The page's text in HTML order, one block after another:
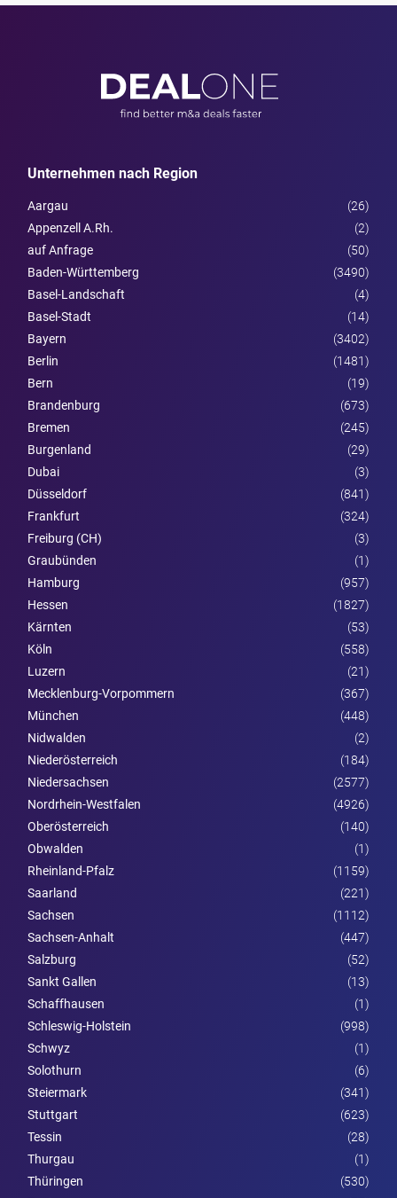
Unternehmen nach Region
Aargau
(26)
Appenzell A.Rh.
(2)
auf Anfrage
(50)
Baden-Württemberg
(3490)
Basel-Landschaft
(4)
Basel-Stadt
(14)
Bayern
(3402)
Berlin
(1481)
Bern
(19)
Brandenburg
(673)
Bremen
(245)
Burgen­land
(29)
Dubai
(3)
Düsseldorf
(841)
Frankfurt
(324)
Freiburg (CH)
(3)
Graubünden
(1)
Hamburg
(957)
Hessen
(1827)
Kärnten
(53)
Köln
(558)
Luzern
(21)
Mecklenburg-Vorpommern
(367)
München
(448)
Nidwalden
(2)
Nieder­österreich
(184)
Niedersachsen
(2577)
Nordrhein-Westfalen
(4926)
Ober­österreich
(140)
Obwalden
(1)
Rheinland-Pfalz
(1159)
Saarland
(221)
Sachsen
(1112)
Sachsen-Anhalt
(447)
Salzburg
(52)
Sankt Gallen
(13)
Schaffhausen
(1)
Schleswig-Holstein
(998)
Schwyz
(1)
Solothurn
(6)
Steier­mark
(341)
Stuttgart
(623)
Tessin
(28)
Thurgau
(1)
Thüringen
(530)